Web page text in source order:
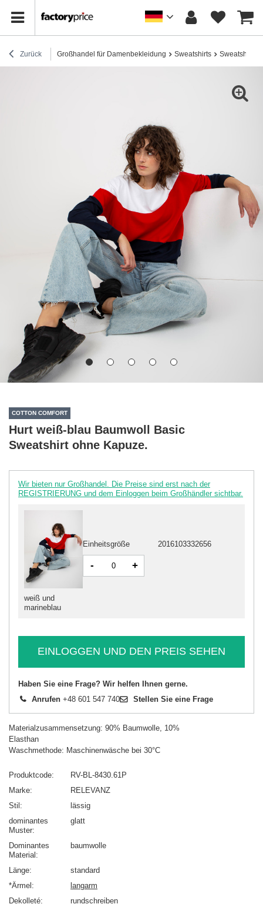
Zurück Großhandel für Damenbekleidung Sweatshirts Sweatshirts
COTTON COMFORT
Hurt weiß-blau Baumwoll Basic
Sweatshirt ohne Kapuze.
Wir bieten nur Großhandel. Die Preise sind erst nach der
REGISTRIERUNG und dem Einloggen beim Großhändler sichtbar.
weiß und
marineblau
Einheitsgröße 2016103332656
- +
EINLOGGEN UND DEN PREIS SEHEN
Haben Sie eine Frage? Wir helfen Ihnen gerne.
Anrufen +48 601 547 740 Stellen Sie eine Frage
Materialzusammensetzung: 90% Baumwolle, 10%
Elasthan
Waschmethode: Maschinenwäsche bei 30°C
Produktcode
RV-BL-8430.61P
Marke
RELEVANZ
Stil
lässig
dominantes
Muster
glatt
Dominantes
Material
baumwolle
Länge
standard
*Ärmel
langarm
Dekolleté
rundschreiben